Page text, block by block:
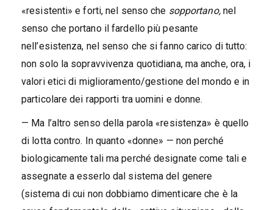
«resistenti» e forti, nel senso che sopportano,nel
senso che portano il fardello più pesante
nell’esistenza, nel senso che si fanno carico di tutto:
non solo la sopravvivenza quotidiana, ma anche, ora, i
valori etici di miglioramento/gestione del mondo e in
particolare dei rapporti tra uomini e donne.
— Ma l’altro senso della parola «resistenza» è quello
di lotta contro. In quanto «donne» — non perché
biologicamente tali ma perché designate come tali e
assegnate a esserlo dal sistema del genere
(sistema di cui non dobbiamo dimenticare che è la